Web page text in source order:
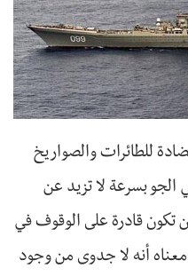
للطائرات والصواريخ
الجو بسرعة لا تزيد عن
لن تكون قادرة على الوقوف في
أنه لا جدوى من وجود